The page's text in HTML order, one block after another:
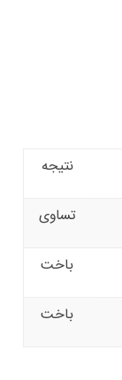
نتیجه
تساوی
باخت
باخت